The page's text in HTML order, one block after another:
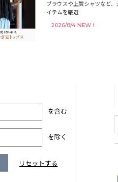
ブラウスや上質シャツなど
イテムを厳選
2026/8/4 NEW！
を含む
を除く